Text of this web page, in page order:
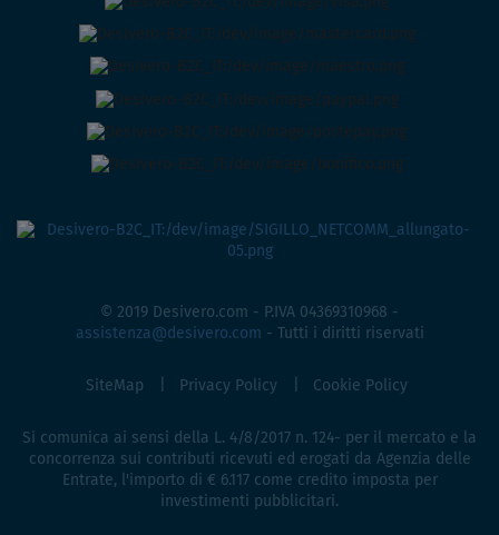
© 2019 Desivero.com - P.IVA 04369310968 -
assistenza@desivero.com - Tutti i diritti riservati
SiteMap Privacy Policy Cookie Policy
Si comunica ai sensi della L. 4/8/2017 n. 124- per il mercato e la
concorrenza sui contributi ricevuti ed erogati da Agenzia delle
Entrate, l'importo di € 6.117 come credito imposta per
investimenti pubblicitari.